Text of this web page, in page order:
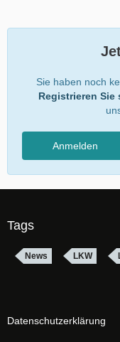
Sie haben noch
Registrieren
Anmelden
Tags
News LKW
Datenschutzerklärung